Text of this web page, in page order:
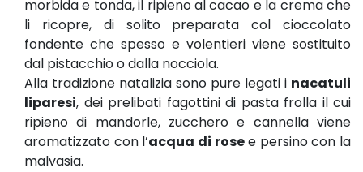
morbida e tonda, il ripieno al cacao e la crema che
li ricopre, di solito preparata col cioccolato
fondente che spesso e volentieri viene sostituito
dal pistacchio o dalla nocciola.
Alla tradizione natalizia sono pure legati i nacatuli
liparesi, dei prelibati fagottini di pasta frolla il cui
ripieno di mandorle, zucchero e cannella viene
aromatizzato con l’acqua di rosee persino con la
malvasia.